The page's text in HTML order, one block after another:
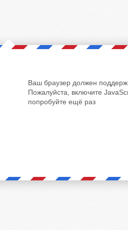
Ваш браузер должен
Пожалуйста, включите
попробуйте ещё раз